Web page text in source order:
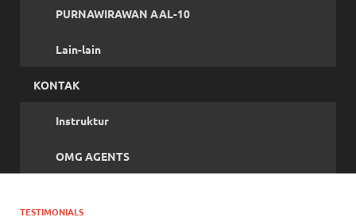
PURNAWIRAWAN AAL-10
Lain-lain
KONTAK
Instruktur
OMG AGENTS
TESTIMONIALS